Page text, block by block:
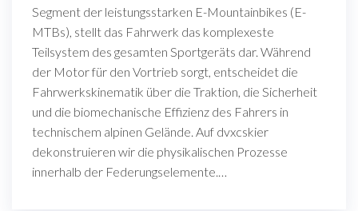
Segment der leistungsstarken E-Mountainbikes (E-
MTBs), stellt das Fahrwerk das komplexeste
Teilsystem des gesamten Sportgeräts dar. Während
der Motor für den Vortrieb sorgt, entscheidet die
Fahrwerkskinematik über die Traktion, die Sicherheit
und die biomechanische Effizienz des Fahrers in
technischem alpinen Gelände. Auf dvxcskier
dekonstruieren wir die physikalischen Prozesse
innerhalb der Federungselemente.…